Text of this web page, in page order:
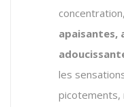
les
picotements,